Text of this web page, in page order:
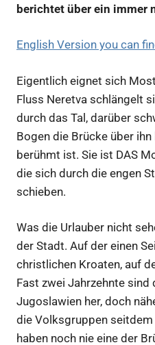
berichtet über ein immer
English Version you can
Eigentlich eignet sich
Fluss Neretva schlängelt
durch das Tal, darüber
Bogen die Brücke über
berühmt ist. Sie ist DAS
die sich durch die engen
schieben.
Was die Urlauber nicht
der Stadt. Auf der einen
christlichen Kroaten, auf
Fast zwei Jahrzehnte
Jugoslawien her, doch
die Volksgruppen
haben noch nie eine der